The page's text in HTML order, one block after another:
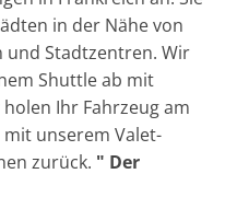
in der Nähe von
und Stadtzentren. Wir
Shuttle ab mit
Ihr Fahrzeug am
unserem Valet-
zurück. " Der